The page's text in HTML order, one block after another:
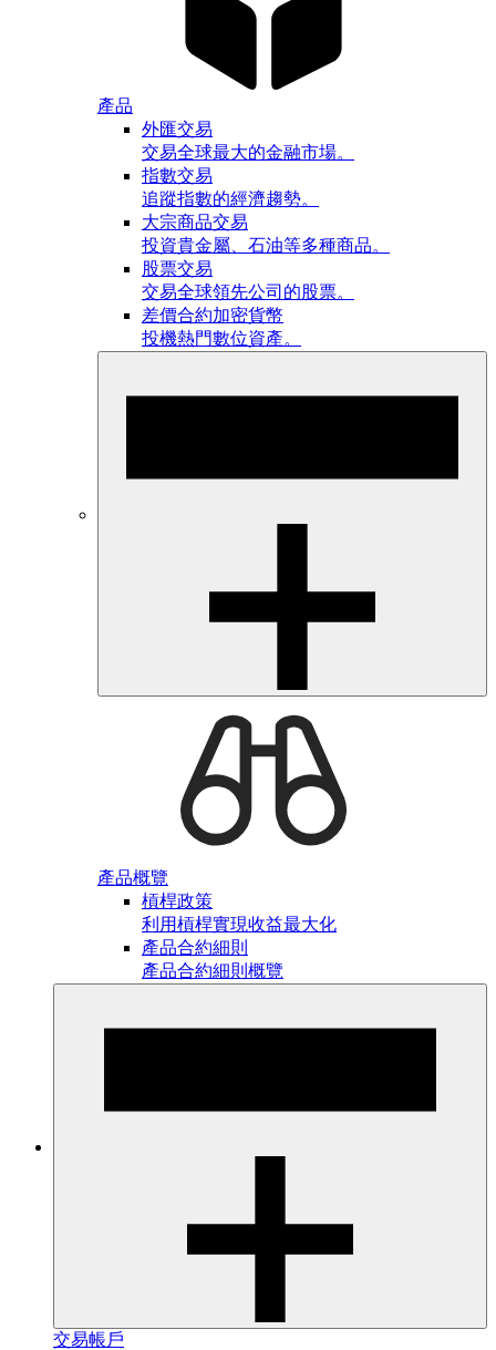
產品
外匯交易
交易全球最大的金融市場。
指數交易
追蹤指數的經濟趨勢。
大宗商品交易
投資貴金屬、石油等多種商品。
股票交易
交易全球領先公司的股票。
差價合約加密貨幣
投機熱門數位資產。
產品概覽
槓桿政策
利用槓桿實現收益最大化
產品合約細則
產品合約細則概覽
交易帳戶